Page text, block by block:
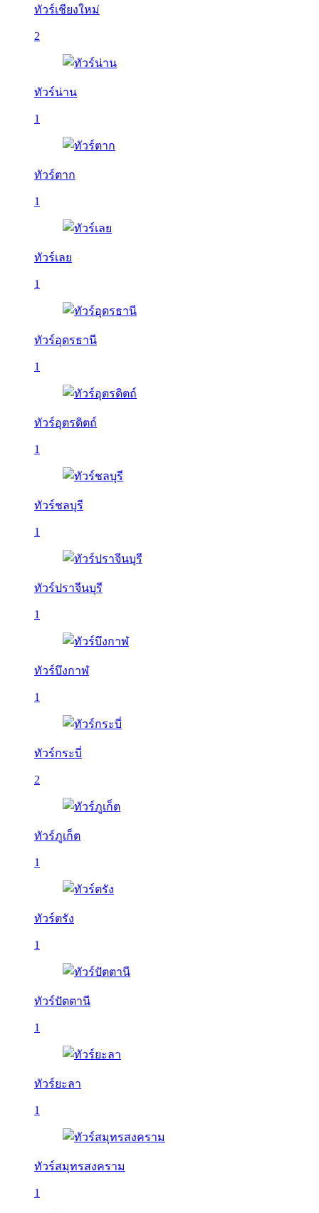
ทัวร์เชียงใหม่
2
ทัวร์น่าน
1
ทัวร์ตาก
1
ทัวร์เลย
1
ทัวร์อุดรธานี
1
ทัวร์อุตรดิตถ์
1
ทัวร์ชลบุรี
1
ทัวร์ปราจีนบุรี
1
ทัวร์บึงกาฬ
1
ทัวร์กระบี่
2
ทัวร์ภูเก็ต
1
ทัวร์ตรัง
1
ทัวร์ปัตตานี
1
ทัวร์ยะลา
1
ทัวร์สมุทรสงคราม
1